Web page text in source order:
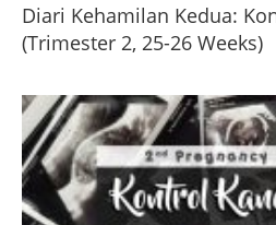
Diari Kehamilan Kedua:
(Trimester 2, 25-26 Weeks)